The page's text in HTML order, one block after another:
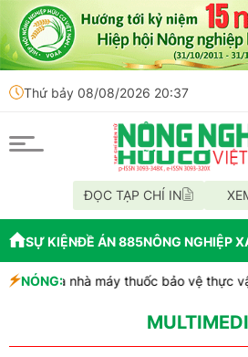
Thứ bảy 08/08/2026 20:37
ĐỌC TẠP CHÍ IN
SỰ KIỆNĐỀ ÁN 885NÔNG NGHIỆP
NÓNG:
đưa nhà máy thuốc bảo vệ thực vật
Long phát hiện 9 mẫu xăng dầu kém